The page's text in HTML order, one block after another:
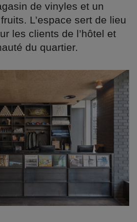
de vinyles et un
L’espace sert de lieu
les clients de l’hôtel et
du quartier.